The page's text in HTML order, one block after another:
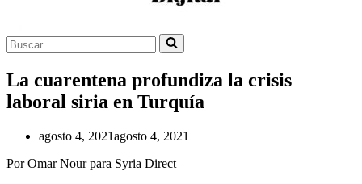
Buscar...
La cuarentena profundiza la crisis
laboral siria en Turquía
agosto 4, 2021agosto 4, 2021
Por Omar Nour para Syria Direct